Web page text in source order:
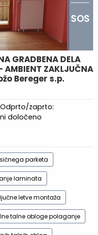
SOS
GRADBENA DELA
AMBIENT ZAKLJUČNA
Bereger s.p.
Odprto/zaprto:
ni določeno
parketa
laminata
letve montaža
talne obloge polaganje